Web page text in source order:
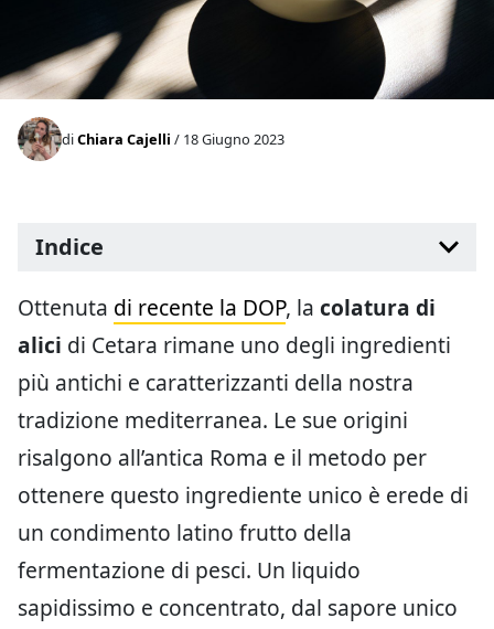
diChiara Cajelli / 18 Giugno 2023
Indice
Ottenuta di recente la DOP, la colatura di
alici di Cetara rimane uno degli ingredienti
più antichi e caratterizzanti della nostra
tradizione mediterranea. Le sue origini
risalgono all’antica Roma e il metodo per
ottenere questo ingrediente unico è erede di
un condimento latino frutto della
fermentazione di pesci. Un liquido
sapidissimo e concentrato, dal sapore unico